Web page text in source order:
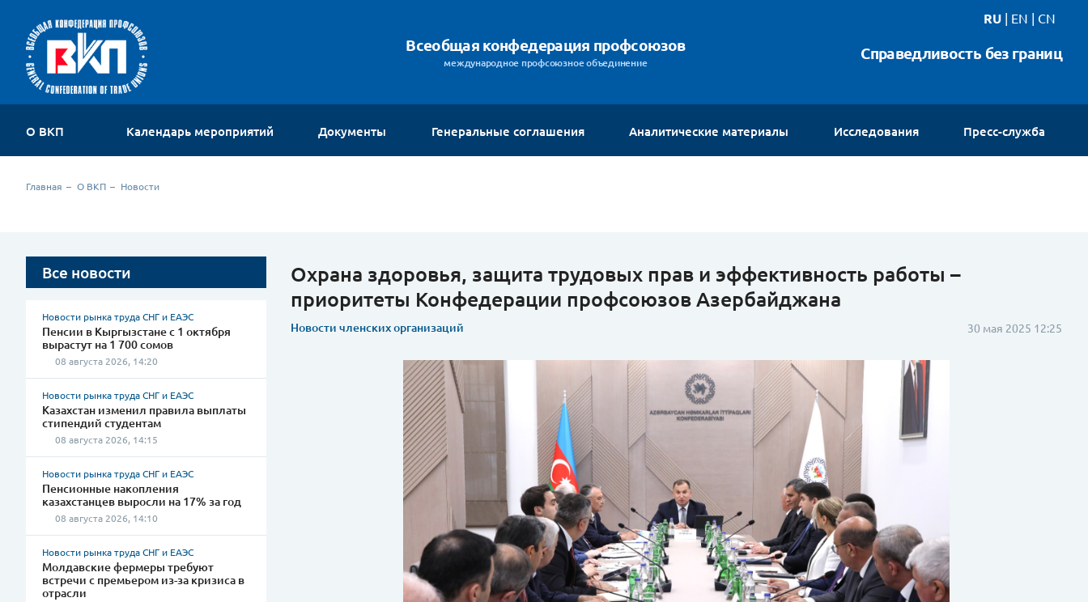
Всеобщая конфедерация профсоюзов
международное профсоюзное объединение Справедливость без границ
RU | EN | CN
О ВКП
Устав
Комиссии ВКП
Молодежный совет
Календарь мероприятий Документы Генеральные соглашения Аналитические материалы Исследования Пресс-служба
Главная О ВКП Новости
Все новости
Новости рынка труда СНГ и ЕАЭС
Пенсии в Кыргызстане с 1 октября
вырастут на 1 700 сомов
08 августа 2026, 14:20
Новости рынка труда СНГ и ЕАЭС
Казахстан изменил правила выплаты
стипендий студентам
08 августа 2026, 14:15
Новости рынка труда СНГ и ЕАЭС
Пенсионные накопления
казахстанцев выросли на 17% за год
08 августа 2026, 14:10
Новости рынка труда СНГ и ЕАЭС
Молдавские фермеры требуют
встречи с премьером из-за кризиса в
отрасли
Охрана здоровья, защита трудовых прав и эффективность работы –
приоритеты Конфедерации профсоюзов Азербайджана
Новости членских организаций 30 мая 2025 12:25